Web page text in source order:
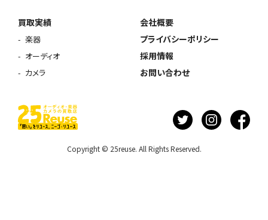
買取実績
楽器
オーディオ
カメラ
会社概要
プライバシーポリシー
採用情報
お問い合わせ
Copyright © 25reuse. All Rights Reserved.